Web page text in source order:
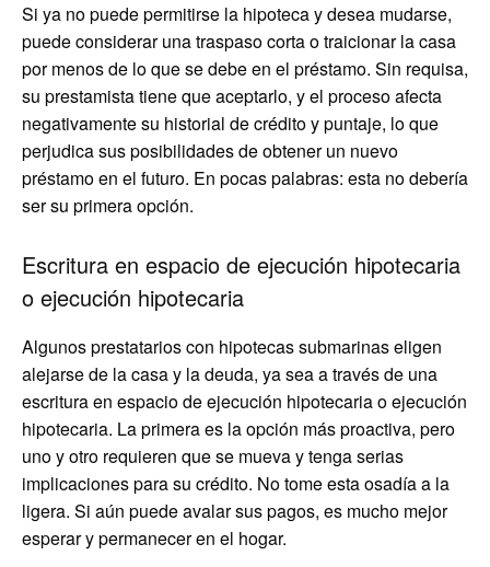
Si ya no puede permitirse la hipoteca y desea mudarse,
puede considerar una traspaso corta o traicionar la casa
por menos de lo que se debe en el préstamo. Sin requisa,
su prestamista tiene que aceptarlo, y el proceso afecta
negativamente su historial de crédito y puntaje, lo que
perjudica sus posibilidades de obtener un nuevo
préstamo en el futuro. En pocas palabras: esta no debería
ser su primera opción.
Escritura en espacio de ejecución hipotecaria
o ejecución hipotecaria
Algunos prestatarios con hipotecas submarinas eligen
alejarse de la casa y la deuda, ya sea a través de una
escritura en espacio de ejecución hipotecaria o ejecución
hipotecaria. La primera es la opción más proactiva, pero
uno y otro requieren que se mueva y tenga serias
implicaciones para su crédito. No tome esta osadía a la
ligera. Si aún puede avalar sus pagos, es mucho mejor
esperar y permanecer en el hogar.